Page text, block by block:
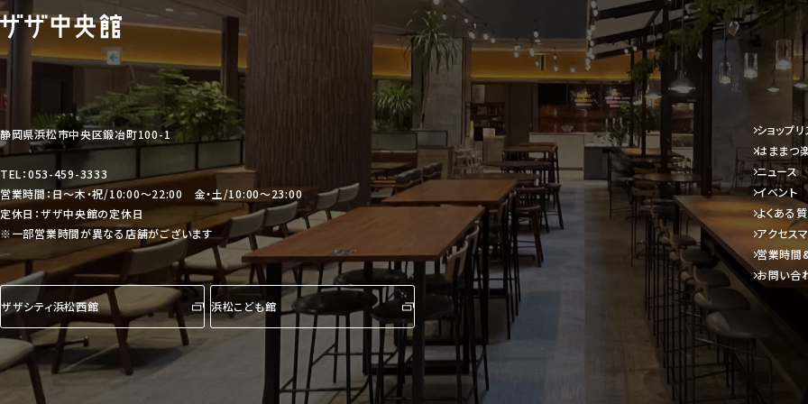
静岡県浜松市中央区鍛冶町100-1
TEL：053-459-3333
営業時間：日〜木・祝/10:00〜22:00 金・土/10:00〜23:00
定休日：ザザ中央館の定休日
※一部営業時間が異なる店舗がございます
ザザシティ浜松西館 浜松こども館
ショップリ
はままつ
ニュース
イベント
よくある
アクセス
営業時間
お問い合